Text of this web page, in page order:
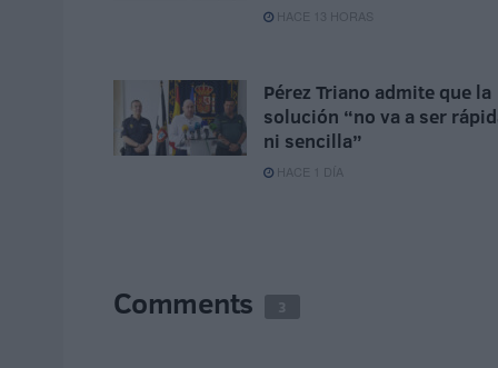
HACE 13 HORAS
Pérez Triano admite que la
solución “no va a ser
ni sencilla”
HACE 1 DÍA
Comments 3